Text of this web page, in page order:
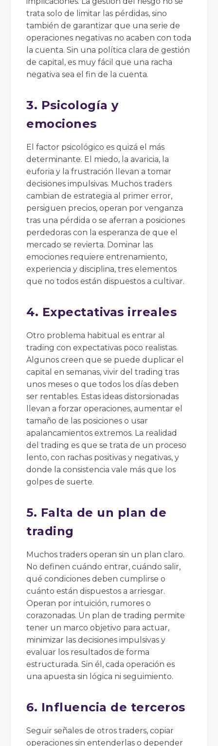
trata solo de limitar las pérdidas, sino
también de garantizar que una serie de
operaciones negativas no acaben con toda
la cuenta. Sin una política clara de gestión
de capital, es muy fácil que una racha
negativa sea el fin de la cuenta.
3. Psicología y
emociones
El factor psicológico es quizá el más
determinante. El miedo, la avaricia, la
euforia y la frustración llevan a tomar
decisiones impulsivas. Muchos traders
cambian de estrategia al primer error,
persiguen precios, operan por venganza
tras una pérdida o se aferran a posiciones
perdedoras con la esperanza de que el
mercado se revierta. Dominar las
emociones requiere entrenamiento,
experiencia y disciplina, tres elementos
que no todos están dispuestos a cultivar.
4. Expectativas irreales
Otro problema habitual es entrar al
trading con expectativas poco realistas.
Algunos creen que se puede duplicar el
capital en semanas, vivir del trading tras
unos meses o que todos los días deben
ser rentables. Estas ideas distorsionadas
llevan a forzar operaciones, aumentar el
tamaño de las posiciones o usar
apalancamientos extremos. La realidad
del trading es que se trata de un proceso
lento, con rachas positivas y negativas, y
donde la consistencia vale más que los
golpes de suerte.
5. Falta de un plan de
trading
Muchos traders operan sin un plan claro.
No definen cuándo entrar, cuándo salir,
qué condiciones deben cumplirse o
cuánto están dispuestos a arriesgar.
Operan por intuición, rumores o
corazonadas. Un plan de trading permite
tener un marco objetivo para actuar,
minimizar las decisiones impulsivas y
evaluar los resultados de forma
estructurada. Sin él, cada operación es
una apuesta sin lógica ni seguimiento.
6. Influencia de terceros
Seguir señales de otros traders, copiar
operaciones sin entenderlas o depender